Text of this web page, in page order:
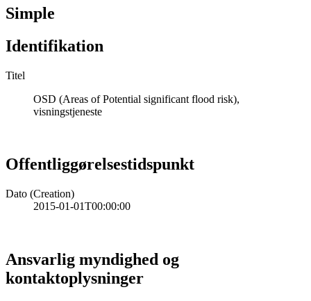
Simple
Identifikation
Titel
OSD (Areas of Potential significant flood risk),
visningstjeneste
Offentliggørelsestidspunkt
Dato (Creation)
2015-01-01T00:00:00
Ansvarlig myndighed og
kontaktoplysninger